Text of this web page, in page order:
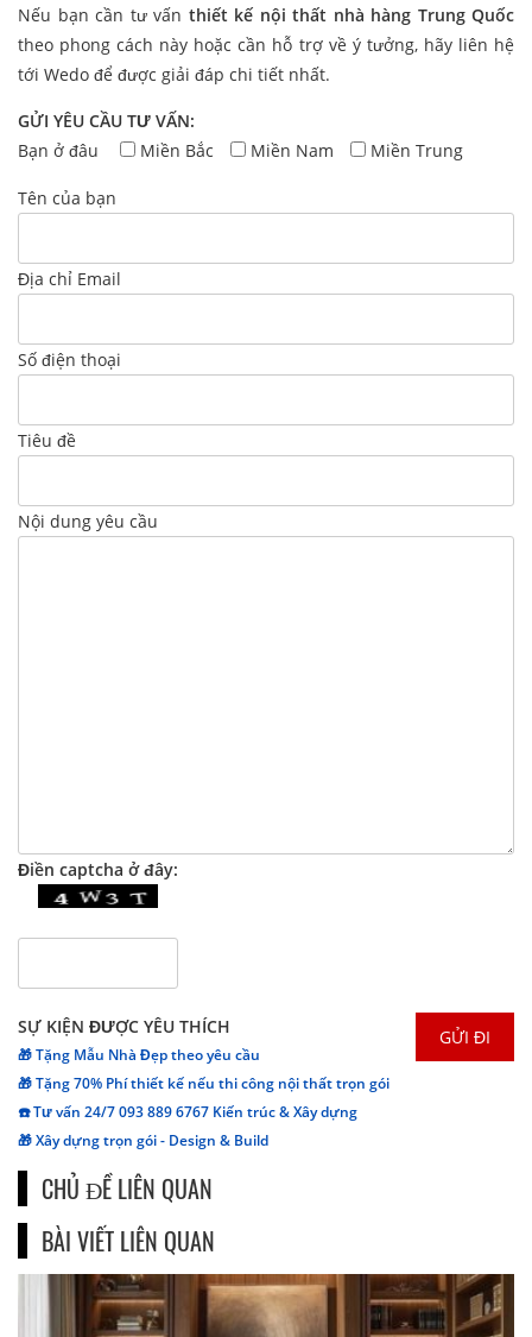
Nếu bạn cần tư vấn thiết kế nội thất nhà hàng Trung Quốc
theo phong cách này hoặc cần hỗ trợ về ý tưởng, hãy liên hệ
tới Wedo để được giải đáp chi tiết nhất.
GỬI YÊU CẦU TƯ VẤN:
Bạn ở đâu
Miền Bắc Miền Nam Miền Trung
Tên của bạn
Địa chỉ Email
Số điện thoại
Tiêu đề
Nội dung yêu cầu
Điền captcha ở đây:
SỰ KIỆN ĐƯỢC YÊU THÍCH
🎁 Tặng Mẫu Nhà Đẹp theo yêu cầu
🎁 Tặng 70% Phí thiết kế nếu thi công nội thất trọn gói
☎️ Tư vấn 24/7 093 889 6767 Kiến trúc & Xây dựng
🎁 Xây dựng trọn gói - Design & Build
CHỦ ĐỀ LIÊN QUAN
BÀI VIẾT LIÊN QUAN